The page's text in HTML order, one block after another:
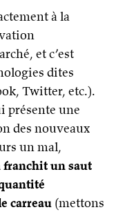
à la
et c’est
dites
Twitter, etc.).
présente une
des nouveaux
un mal,
franchit un saut
carreau (mettons